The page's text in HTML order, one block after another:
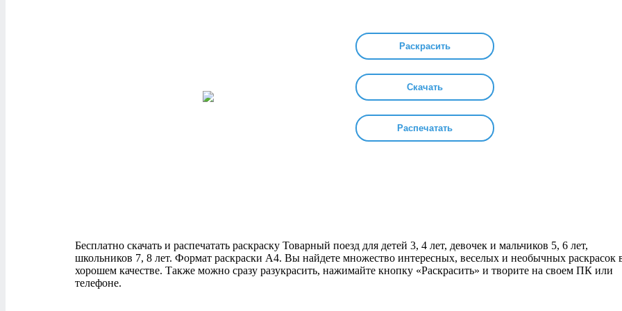
Раскрасить
Скачать
Распечатать
Бесплатно скачать и распечатать раскраску Товарный поезд для детей 3, 4 лет, девочек и мальчиков 5, 6 лет,
школьников 7, 8 лет. Формат раскраски А4. Вы найдете множество интересных, веселых и необычных раскрасок
хорошем качестве. Также можно сразу разукрасить, нажимайте кнопку «Раскрасить» и творите на своем ПК или
телефоне.